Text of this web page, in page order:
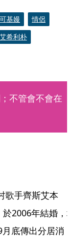
基嫚
情侶
艾希利朴
不管會不會在
歌手齊斯艾本
於2006年結婚，
底傳出分居消